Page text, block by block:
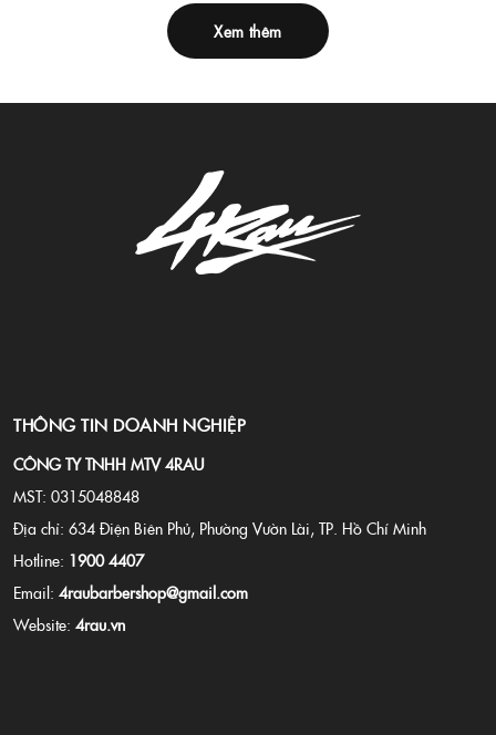
Xem thêm
THÔNG TIN DOANH NGHIỆP
CÔNG TY TNHH MTV 4RAU
MST: 0315048848
Địa chỉ: 634 Điện Biên Phủ, Phường Vườn Lài, TP. Hồ Chí Minh
Hotline: 1900 4407
Email: 4raubarbershop@gmail.com
Website: 4rau.vn